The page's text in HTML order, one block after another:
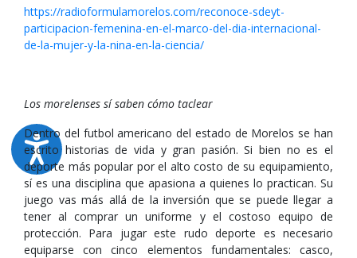
https://radioformulamorelos.com/reconoce-sdeyt-
participacion-femenina-en-el-marco-del-dia-internacional-
de-la-mujer-y-la-nina-en-la-ciencia/
Los morelenses sí saben cómo taclear
Dentro del futbol americano del estado de Morelos se han
escrito historias de vida y gran pasión. Si bien no es el
deporte más popular por el alto costo de su equipamiento,
sí es una disciplina que apasiona a quienes lo practican. Su
juego vas más allá de la inversión que se puede llegar a
tener al comprar un uniforme y el costoso equipo de
protección. Para jugar este rudo deporte es necesario
equiparse con cinco elementos fundamentales: casco,